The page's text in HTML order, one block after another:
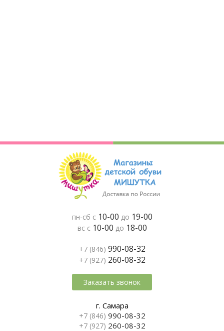
пн-сб с 10-00 до 19-00
вс с 10-00 до 18-00
+7 (846) 990-08-32
+7 (927) 260-08-32
Заказать звонок
г. Самара
+7 (846) 990-08-32
+7 (927) 260-08-32